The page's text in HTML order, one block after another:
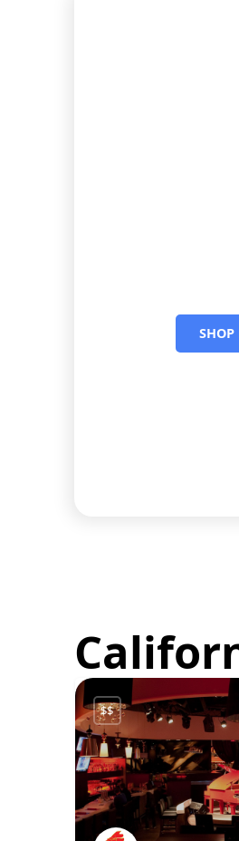
SHOP
$$